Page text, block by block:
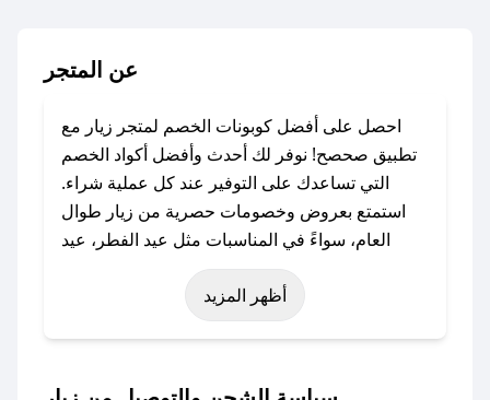
عن المتجر
احصل على أفضل كوبونات الخصم لمتجر زيار مع
تطبيق صحصح! نوفر لك أحدث وأفضل أكواد الخصم
التي تساعدك على التوفير عند كل عملية شراء.
استمتع بعروض وخصومات حصرية من زيار طوال
العام، سواءً في المناسبات مثل عيد الفطر، عيد
الأضحى، الجمعة البيضاء (شهر نوفمبر)، رمضان،
اليوم الوطني، يوم التأسيس، أو حتى عروض خاصة
أظهر المزيد